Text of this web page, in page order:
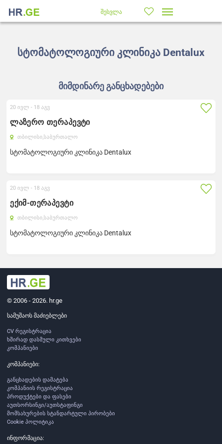
შესვლა
სტომატოლოგიური კლინიკა Dentalux
მიმდინარე განცხადებები
ლაზერო თერაპევტი
თბილისი,საბურთალო
სტომატოლოგიური კლინიკა Dentalux
20 ივლ - 18 აგვ
ექიმ-თერაპევტი
თბილისი,საბურთალო
სტომატოლოგიური კლინიკა Dentalux
20 ივლ - 18 აგვ
© 2006 - 2026. hr.ge
სამუშაოს მაძიებლები
CV რეგისტრაცია
ხშირად დასმული კითხვები
კომპანიები
კომპანიები:
განცხადების დამატება
კომპანიის რეგისტრაცია
პროდუქტები და ფასები
აუთსორსინგი/აუთსტაფინგი
მომსახურების სტანდარტული პირობები
Cookie პოლიტიკა
ინფორმაცია: